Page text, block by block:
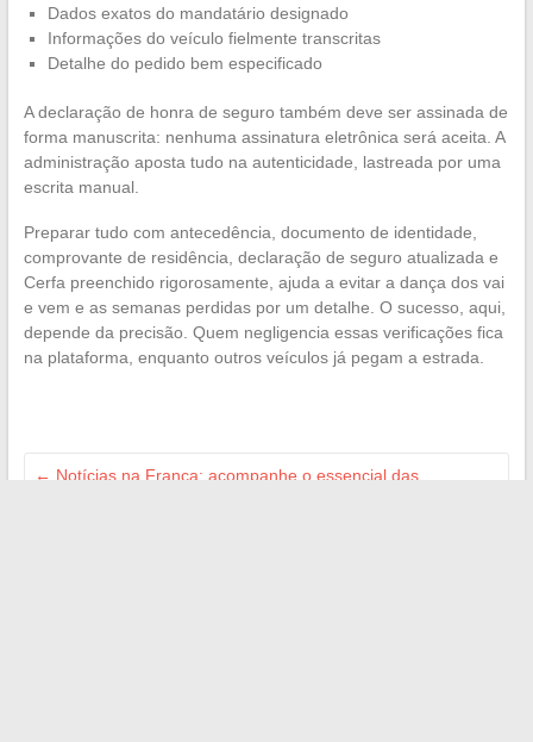
Dados exatos do mandatário designado
Informações do veículo fielmente transcritas
Detalhe do pedido bem especificado
A declaração de honra de seguro também deve ser assinada de
forma manuscrita: nenhuma assinatura eletrônica será aceita. A
administração aposta tudo na autenticidade, lastreada por uma
escrita manual.
Preparar tudo com antecedência, documento de identidade,
comprovante de residência, declaração de seguro atualizada e
Cerfa preenchido rigorosamente, ajuda a evitar a dança dos vai
e vem e as semanas perdidas por um detalhe. O sucesso, aqui,
depende da precisão. Quem negligencia essas verificações fica
na plataforma, enquanto outros veículos já pegam a estrada.
← Notícias na França: acompanhe o essencial das